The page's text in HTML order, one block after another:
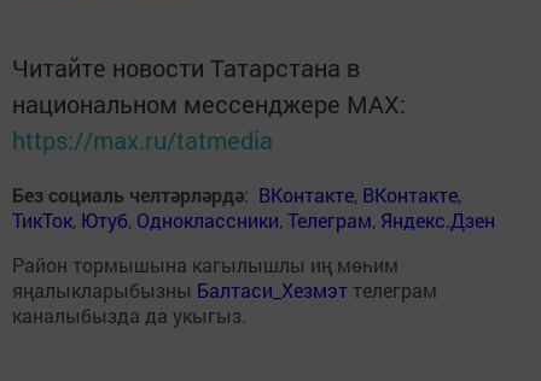
Читайте новости Татарстана в
национальном мессенджере MАХ:
https://max.ru/tatmedia
Без социаль челтәрләрдә: ВКонтакте, ВКонтакте,
ТикТок, Ютуб, Одноклассники,Телеграм, Яндекс.Дзен
Район тормышына кагылышлы иң мөһим
яңалыкларыбызны Балтаси_Хезмэт телеграм
каналыбызда да укыгыз.